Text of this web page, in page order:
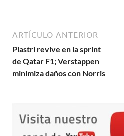
ARTÍCULO ANTERIOR
Piastri revive en la sprint
de Qatar F1; Verstappen
minimiza daños con Norris